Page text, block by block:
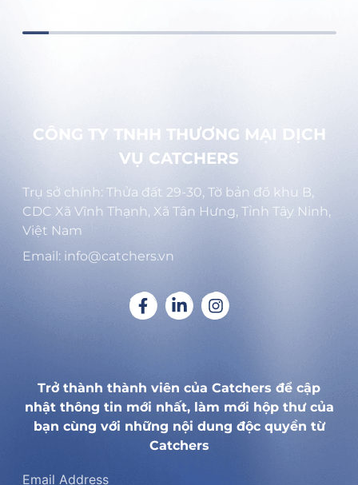
CÔNG TY TNHH THƯƠNG MẠI DỊCH
VỤ CATCHERS
Trụ sở chính: Thửa đất 29-30, Tờ bản đồ khu B,
CDC Xã Vĩnh Thạnh, Xã Tân Hưng, Tỉnh Tây Ninh,
Việt Nam
Email: info@catchers.vn
Trở thành thành viên của Catchers để cập
nhật thông tin mới nhất, làm mới hộp thư của
bạn cùng với những nội dung độc quyền từ
Catchers